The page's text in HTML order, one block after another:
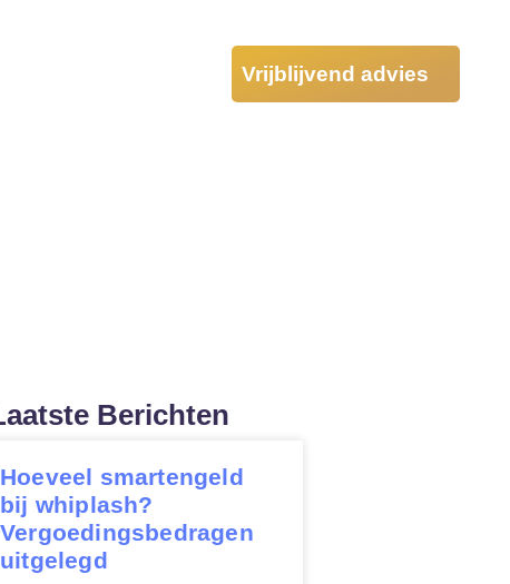
Vrijblijvend advies
Berichten
Hoeveel smartengeld
bij whiplash?
Vergoedingsbedragen
uitgelegd